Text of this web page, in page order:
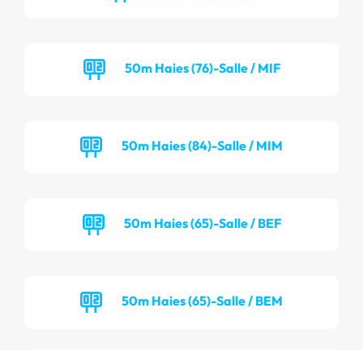
50m Haies (76)-Salle / MIF
50m Haies (84)-Salle / MIM
50m Haies (65)-Salle / BEF
50m Haies (65)-Salle / BEM